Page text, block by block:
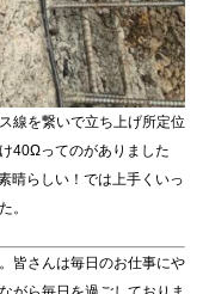
線を繋いで立ち上げ所定位
40Ωってのがありました
晴らしい！では上手くいっ
。
皆さんは毎日のお仕事にや